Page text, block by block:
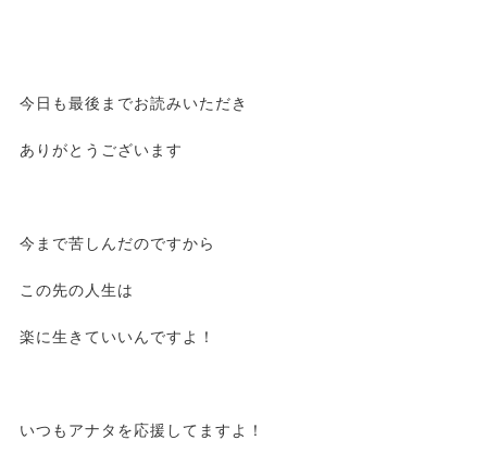
今日も最後までお読みいただき
ありがとうございます
今まで苦しんだのですから
この先の人生は
楽に生きていいんですよ！
いつもアナタを応援してますよ！